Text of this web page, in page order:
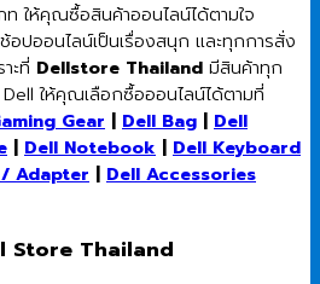
ให้คุณซื้อสินค้าออนไลน์ได้ตามใจ
ปออนไลน์เป็นเรื่องสนุก และทุกการสั่ง
ะที่ Dellstore Thailand มีสินค้าทุก
ให้คุณเลือกซื้อออนไลน์ได้ตามที่
Gear | Dell Bag | Dell
| Dell Notebook | Dell Keyboard
Adapter | Dell Accessories
Store Thailand